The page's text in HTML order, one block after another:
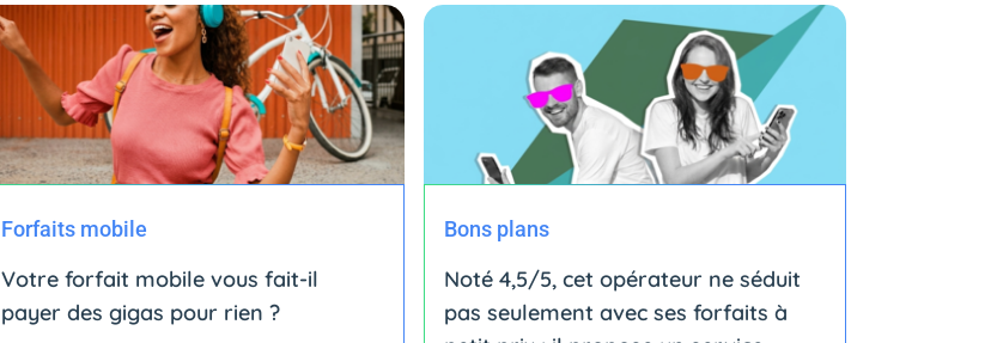
Forfaits mobile
Votre forfait mobile vous fait-il
payer des gigas pour rien ?
Bons plans
Noté 4,5/5, cet opérateur ne séduit
pas seulement avec ses forfaits à